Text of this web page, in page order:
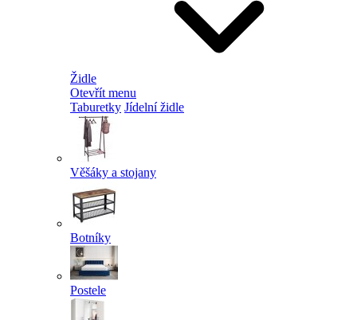
Židle
Otevřít menu
Taburetky Jídelní židle
Věšáky a stojany
Botníky
Postele